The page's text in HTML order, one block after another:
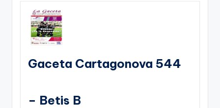
Gaceta Cartagonova 544
– Betis B